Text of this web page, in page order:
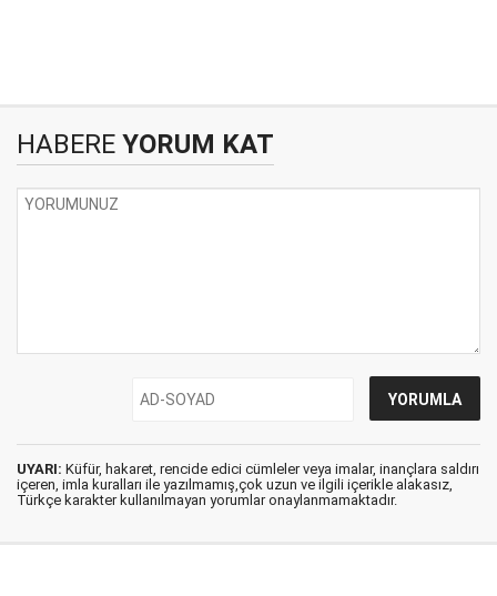
HABERE YORUM KAT
UYARI: Küfür, hakaret, rencide edici cümleler veya imalar, inançlara saldırı
içeren, imla kuralları ile yazılmamış,çok uzun ve ilgili içerikle alakasız,
Türkçe karakter kullanılmayan yorumlar onaylanmamaktadır.